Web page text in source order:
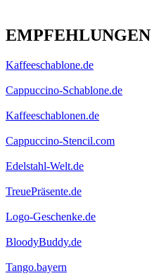
EMPFEHLUNGEN
Kaffeeschablone.de
Cappuccino-Schablone.de
Kaffeeschablonen.de
Cappuccino-Stencil.com
Edelstahl-Welt.de
TreuePräsente.de
Logo-Geschenke.de
BloodyBuddy.de
Tango.bayern